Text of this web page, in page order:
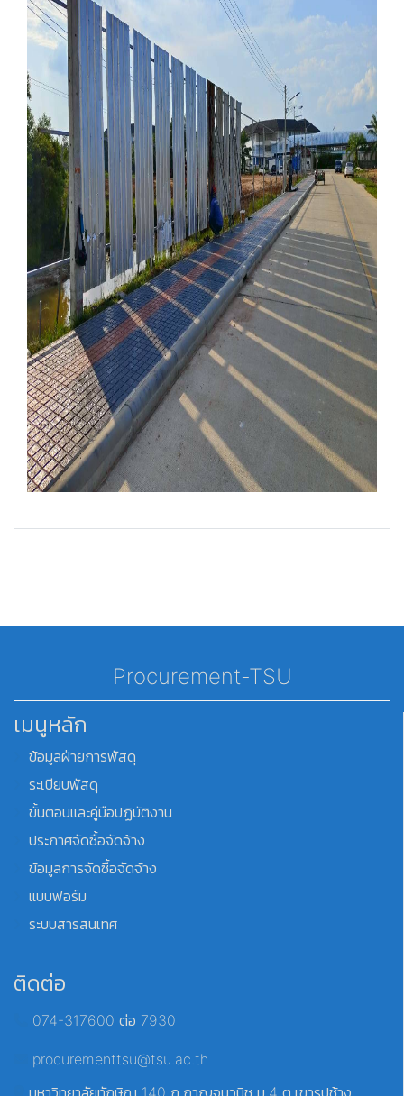
Procurement-TSU
เมนูหลัก
ข้อมูลฝ่ายการพัสดุ
ระเบียบพัสดุ
ขั้นตอนและคู่มือปฏิบัติงาน
ประกาศจัดซื้อจัดจ้าง
ข้อมูลการจัดซื้อจัดจ้าง
แบบฟอร์ม
ระบบสารสนเทศ
ติดต่อ
074-317600 ต่อ 7930
procurementtsu@tsu.ac.th